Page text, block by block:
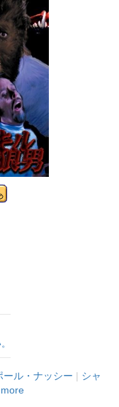
ール・ナッシー | シャ